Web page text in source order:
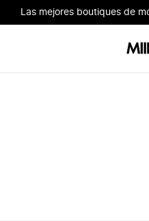
Las mejores boutiques de